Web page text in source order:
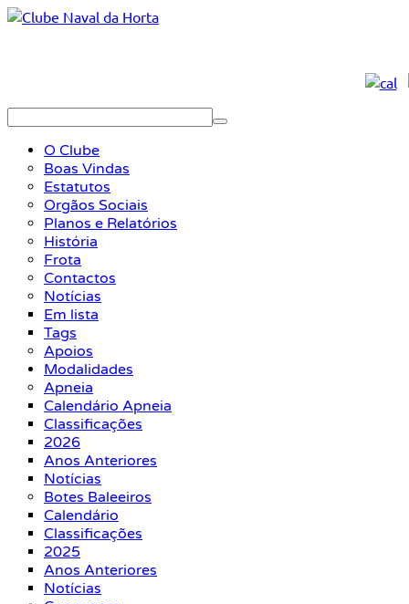
O Clube
Boas Vindas
Estatutos
Orgãos Sociais
Planos e Relatórios
História
Frota
Contactos
Notícias
Em lista
Tags
Apoios
Modalidades
Apneia
Calendário Apneia
Classificações
2026
Anos Anteriores
Notícias
Botes Baleeiros
Calendário
Classificações
2025
Anos Anteriores
Notícias